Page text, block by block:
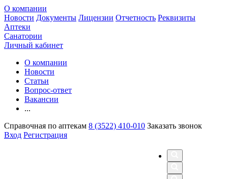
О компании
Новости Документы Лицензии Отчетность Реквизиты
Аптеки
Санатории
Личный кабинет
О компании
Новости
Статьи
Вопрос-ответ
Вакансии
...
Справочная по аптекам 8 (3522) 410-010 Заказать звонок
Вход Регистрация